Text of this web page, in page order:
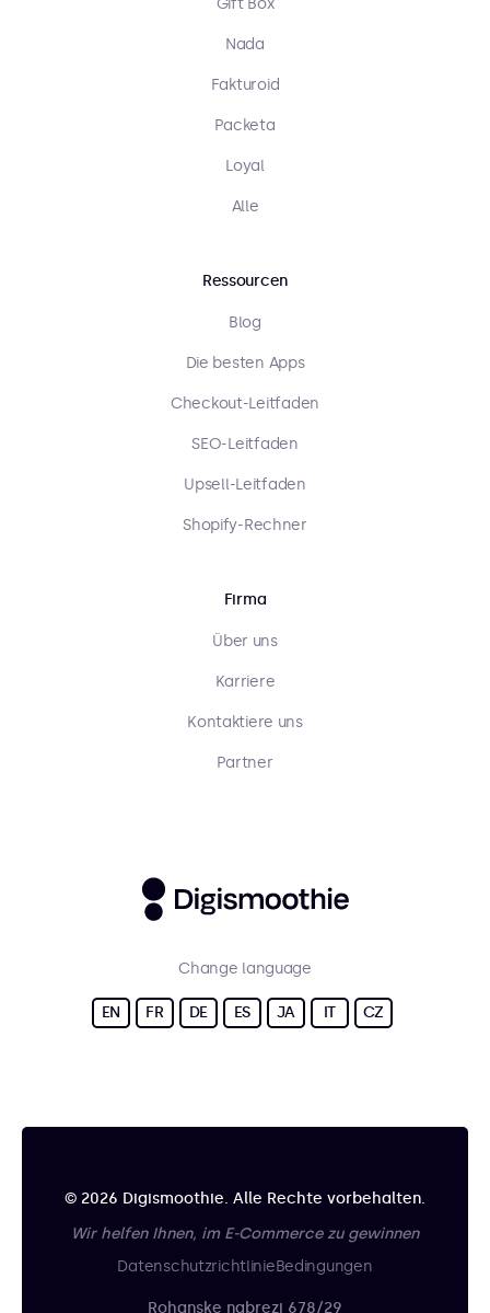
Gift Box
Nada
Fakturoid
Packeta
Loyal
Alle
Ressourcen
Blog
Die besten Apps
Checkout-Leitfaden
SEO-Leitfaden
Upsell-Leitfaden
Shopify-Rechner
Firma
Über uns
Karriere
Kontaktiere uns
Partner
Change language
EN FR DE ES JA IT CZ
© 2026 Digismoothie. Alle Rechte vorbehalten.
Wir helfen Ihnen, im E-Commerce zu gewinnen
DatenschutzrichtlinieBedingungen
Rohanske nabrezi 678/29